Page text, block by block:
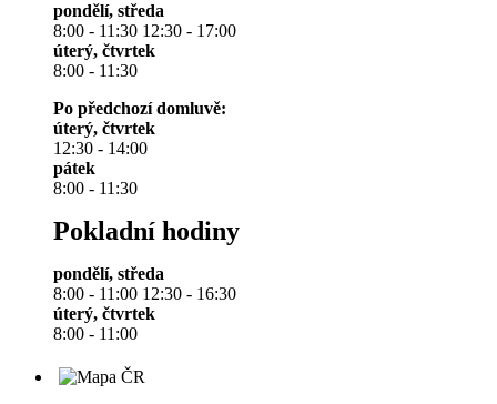
pondělí, středa
8:00 - 11:30 12:30 - 17:00
úterý, čtvrtek
8:00 - 11:30
Po předchozí domluvě:
úterý, čtvrtek
12:30 - 14:00
pátek
8:00 - 11:30
Pokladní hodiny
pondělí, středa
8:00 - 11:00 12:30 - 16:30
úterý, čtvrtek
8:00 - 11:00